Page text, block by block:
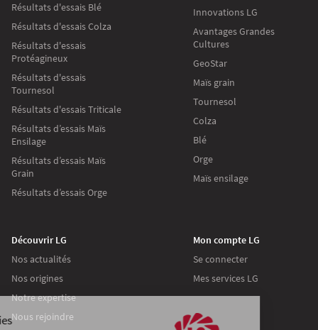
Résultats d'essais Blé
Résultats d'essais Colza
Résultats d'essais
Protéagineux
Résultats d'essais
Tournesol
Résultats d'essais Triticale
Résultats d’essais Maïs
Ensilage
Résultats d’essais Maïs
Grain
Résultats d’essais Orge
Innovations LG
Avantages Grandes
Cultures
GeoStar
Maïs grain
Tournesol
Colza
Blé
Orge
Maïs ensilage
Découvrir LG
Nos actualités
Nos origines
Notre expertise
Nous rejoindre
Mon compte LG
Se connecter
Mes services LG
Continuer sans accepter
Les cookies